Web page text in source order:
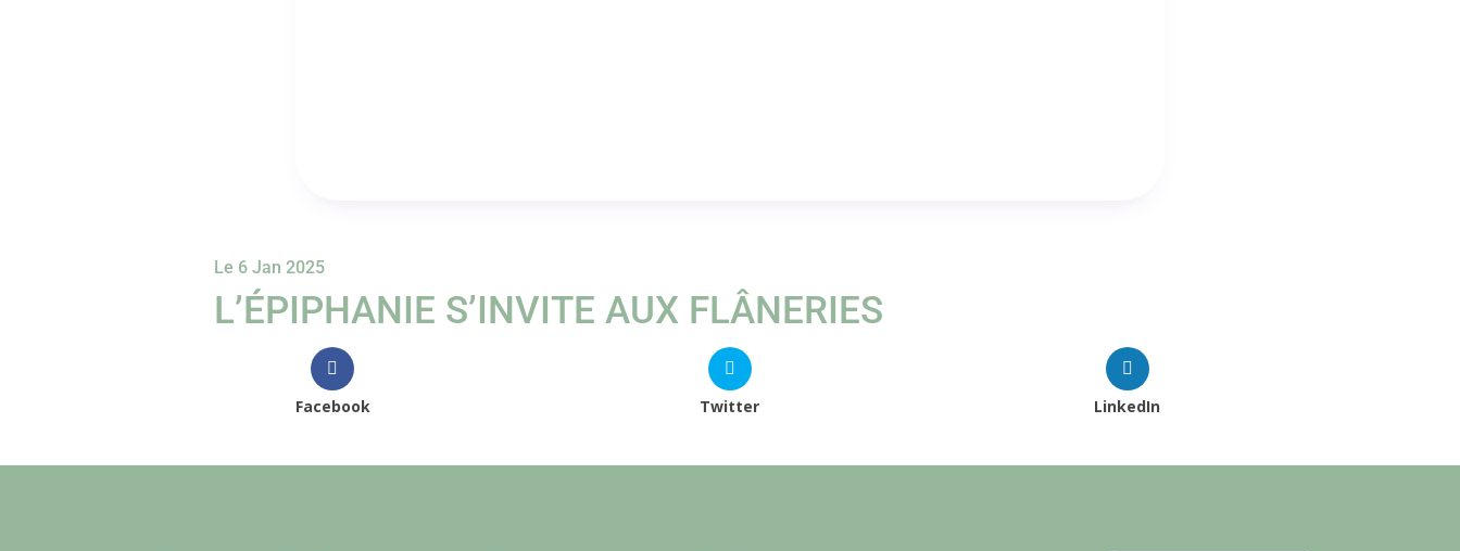
Le 6 Jan 2025
L’ÉPIPHANIE S’INVITE AUX FLÂNERIES
Facebook Twitter LinkedIn